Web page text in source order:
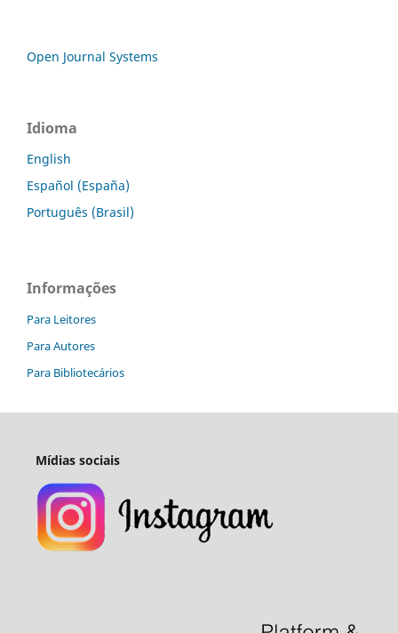
Open Journal Systems
Idioma
English
Español (España)
Português (Brasil)
Informações
Para Leitores
Para Autores
Para Bibliotecários
Mídias sociais